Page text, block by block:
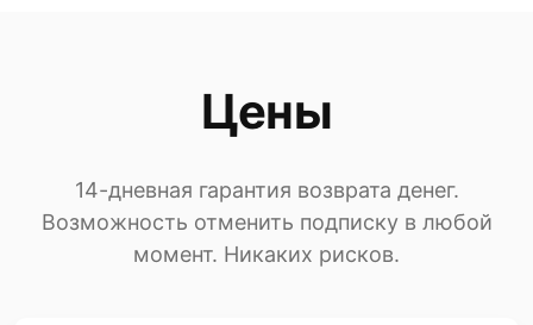
Цены
14-дневная гарантия возврата денег.
Возможность отменить подписку в любой
момент. Никаких рисков.